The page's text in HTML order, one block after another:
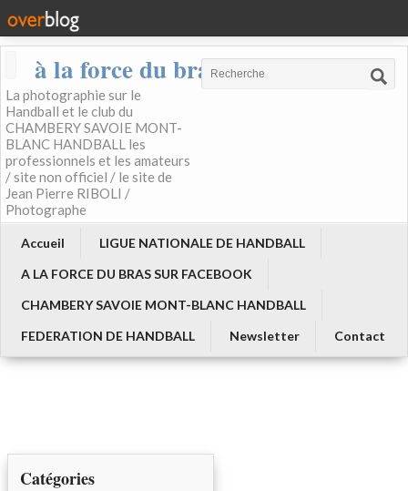
à la force du bras
La photographie sur le
Handball et le club du
CHAMBERY SAVOIE MONT-
BLANC HANDBALL les
professionnels et les amateurs
/ site non officiel / le site de
Jean Pierre RIBOLI /
Photographe
Accueil
LIGUE NATIONALE DE HANDBALL
A LA FORCE DU BRAS SUR FACEBOOK
CHAMBERY SAVOIE MONT-BLANC HANDBALL
FEDERATION DE HANDBALL
Newsletter Contact
Catégories